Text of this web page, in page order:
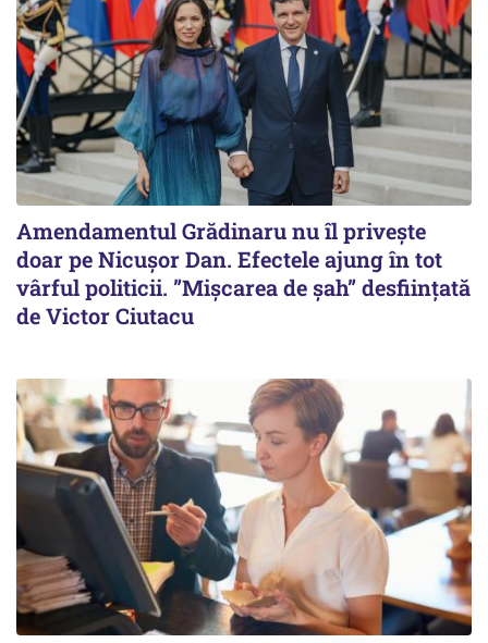
Amendamentul Grădinaru nu îl privește
doar pe Nicușor Dan. Efectele ajung în tot
vârful politicii. ”Mișcarea de șah” desființată
de Victor Ciutacu